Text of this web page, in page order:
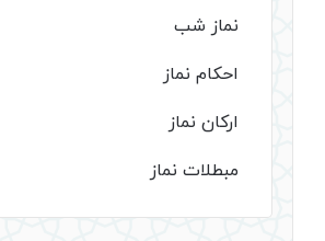
نماز شب
احکام نماز
ارکان نماز
مبطلات نماز